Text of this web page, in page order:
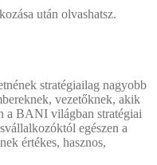
után olvashatsz.
stratégiailag nagyobb
vezetőknek, akik
a BANI világban stratégiai
egészen a
értékes, hasznos,